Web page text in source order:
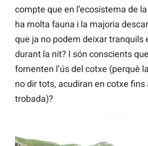
compte que en l’ecosistema de
ha molta fauna i la majoria
que ja no podem deixar tranquils
durant la nit? I són conscients
fomenten l’ús del cotxe (perquè
no dir tots, acudiran en cotxe fins
trobada)?